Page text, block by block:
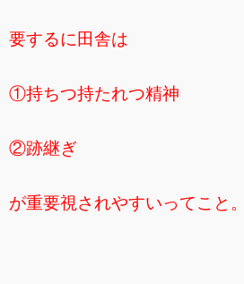
要するに田舎は
①持ちつ持たれつ精神
②跡継ぎ
が重要視されやすいってこと。